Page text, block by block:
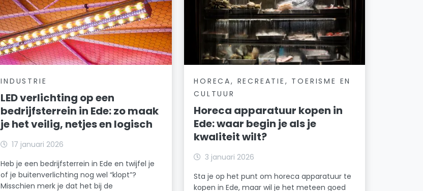
INDUSTRIE
LED verlichting op een
bedrijfsterrein in Ede: zo maak
je het veilig, netjes en logisch
17 januari 2026
Heb je een bedrijfsterrein in Ede en twijfel je
of je buitenverlichting nog wel “klopt”?
Misschien merk je dat het bij de
HORECA, RECREATIE, TOERISME EN
CULTUUR
Horeca apparatuur kopen in
Ede: waar begin je als je
kwaliteit wilt?
3 januari 2026
Sta je op het punt om horeca apparatuur te
kopen in Ede, maar wil je het meteen goed